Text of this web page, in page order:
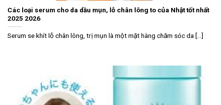
Các loại serum cho da dầu mụn, lỗ chân lông to của Nhật tốt nhất
2025 2026
Serum se khít lỗ chân lông, trị mụn là một mặt hàng chăm sóc da [...]